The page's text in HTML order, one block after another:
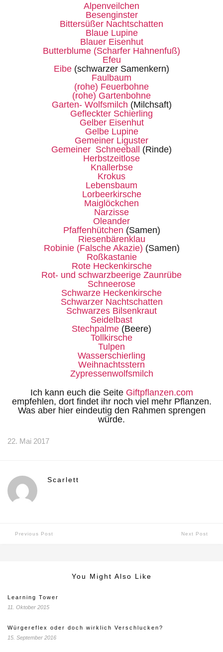
Alpenveilchen
Besenginster
Bittersüßer Nachtschatten
Blaue Lupine
Blauer Eisenhut
Butterblume (Scharfer Hahnenfuß)
Efeu
Eibe (schwarzer Samenkern)
Faulbaum
(rohe) Feuerbohne
(rohe) Gartenbohne
Garten- Wolfsmilch (Milchsaft)
Gefleckter Schierling
Gelber Eisenhut
Gelbe Lupine
Gemeiner Liguster
Gemeiner Schneeball (Rinde)
Herbstzeitlose
Knallerbse
Krokus
Lebensbaum
Lorbeerkirsche
Maiglöckchen
Narzisse
Oleander
Pfaffenhütchen (Samen)
Riesenbärenklau
Robinie (Falsche Akazie) (Samen)
Roßkastanie
Rote Heckenkirsche
Rot- und schwarzbeerige Zaunrübe
Schneerose
Schwarze Heckenkirsche
Schwarzer Nachtschatten
Schwarzes Bilsenkraut
Seidelbast
Stechpalme (Beere)
Tollkirsche
Tulpen
Wasserschierling
Weihnachtsstern
Zypressenwolfsmilch
Ich kann euch die Seite Giftpflanzen.com
empfehlen, dort findet ihr noch viel mehr Pflanzen.
Was aber hier eindeutig den Rahmen sprengen
würde.
22. Mai 2017
Scarlett
Previous Post Next Post
You Might Also Like
Learning Tower
11. Oktober 2015
Würgereflex oder doch wirklich Verschlucken?
15. September 2016